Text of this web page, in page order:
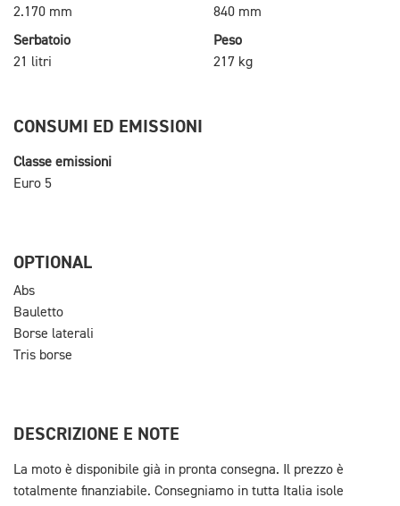
2.170 mm
840 mm
Serbatoio
21 litri
Peso
217 kg
CONSUMI ED EMISSIONI
Classe emissioni
Euro 5
OPTIONAL
Abs
Bauletto
Borse laterali
Tris borse
DESCRIZIONE E NOTE
La moto è disponibile già in pronta consegna. Il prezzo è
totalmente finanziabile. Consegniamo in tutta Italia isole